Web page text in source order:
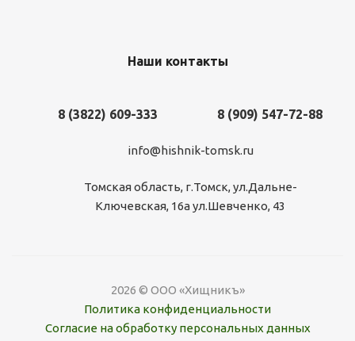
Наши контакты
8 (3822) 609-333 8 (909) 547-72-88
info@hishnik-tomsk.ru
Томская область, г.Томск, ул.Дальне-
Ключевская, 16а ул.Шевченко, 43
2026 © ООО «Хищникъ»
Политика конфиденциальности
Согласие на обработку персональных данных